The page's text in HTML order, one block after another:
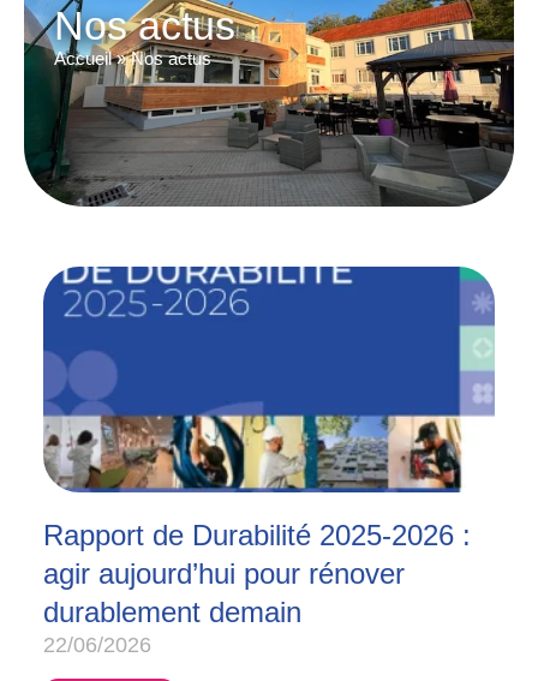
Nos actus
Accueil»Nos actus
Rapport de Durabilité 2025-2026 :
agir aujourd’hui pour rénover
durablement demain
22/06/2026